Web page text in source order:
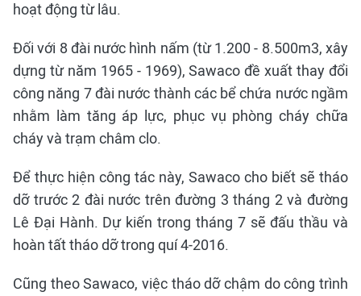
hoạt động từ lâu.
Đối với 8 đài nước hình nấm (từ 1.200 - 8.500m3, xây
dựng từ năm 1965 - 1969), Sawaco đề xuất thay đổi
công năng 7 đài nước thành các bể chứa nước ngầm
nhằm làm tăng áp lực, phục vụ phòng cháy chữa
cháy và trạm châm clo.
Để thực hiện công tác này, Sawaco cho biết sẽ tháo
dỡ trước 2 đài nước trên đường 3 tháng 2 và đường
Lê Đại Hành. Dự kiến trong tháng 7 sẽ đấu thầu và
hoàn tất tháo dỡ trong quí 4-2016.
Cũng theo Sawaco, việc tháo dỡ chậm do công trình